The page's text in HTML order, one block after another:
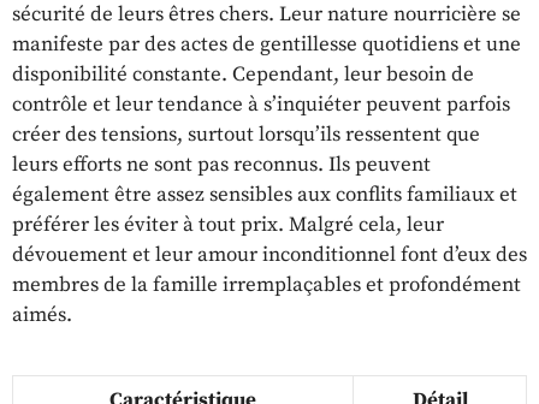
sécurité de leurs êtres chers. Leur nature nourricière se
manifeste par des actes de gentillesse quotidiens et une
disponibilité constante. Cependant, leur besoin de
contrôle et leur tendance à s’inquiéter peuvent parfois
créer des tensions, surtout lorsqu’ils ressentent que
leurs efforts ne sont pas reconnus. Ils peuvent
également être assez sensibles aux conflits familiaux et
préférer les éviter à tout prix. Malgré cela, leur
dévouement et leur amour inconditionnel font d’eux des
membres de la famille irremplaçables et profondément
aimés.